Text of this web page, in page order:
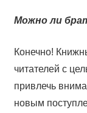
Можно ли
Конечно!
читателей с
привлечь
новым